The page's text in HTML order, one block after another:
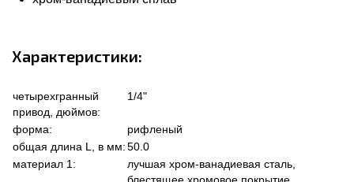
Характеристики:
четырехгранный
привод, дюймов:
1/4"
форма:
рифленый
общая длина L, в мм:50.0
материал 1:
лучшая хром-ванадиевая сталь,